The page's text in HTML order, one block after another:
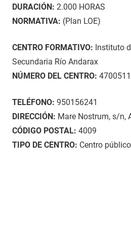
DURACIÓN: 2.000 HORAS
NORMATIVA: (Plan LOE)
CENTRO FORMATIVO: Instituto
Secundaria Río Andarax
NÚMERO DEL CENTRO: 4700511
TELÉFONO: 950156241
DIRECCIÓN: Mare Nostrum, s/n,
CÓDIGO POSTAL: 4009
TIPO DE CENTRO: Centro público